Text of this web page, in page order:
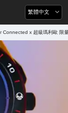
繁體中文
Connected x 超級瑪利歐 限